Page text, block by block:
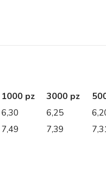
1000 pz 3000 pz
6,30 6,25
7,49 7,39